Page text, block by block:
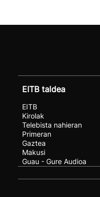
EITB taldea
EITB
Kirolak
Telebista nahieran
Primeran
Gaztea
Makusi
Guau - Gure Audioa